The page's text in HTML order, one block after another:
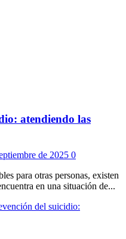
atendiendo las
de 2025 0
para otras personas, existen
en una situación de...
del suicidio: